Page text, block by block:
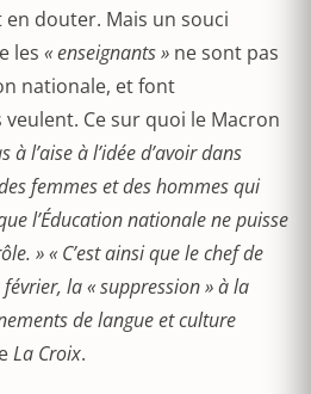
douter. Mais un souci
les « enseignants » ne sont pas
nationale, et font
veulent. Ce sur quoi le Macron
à l’aise à l’idée d’avoir dans
femmes et des hommes qui
l’Éducation nationale ne puisse
le. »« C’est ainsi que le chef de
la « suppression » à la
de langue et culture
La Croix.